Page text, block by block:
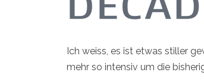
Ich weiss, es ist etwas stiller
mehr so intensiv um die